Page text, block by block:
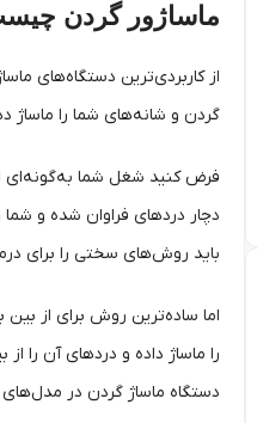
ماساژور گردن
از کاربردی‌ترین دستگاه‌های
گردن و شانه‌های شما را ماساژ
فرض کنید شغل شما به‌گونه‌ای
دچار دردهای فراوان شده و
باید روش‌های سختی را برای
اما ساده‌ترین روش برای از
را ماساژ داده و دردهای آن را
دستگاه ماساژ گردن در